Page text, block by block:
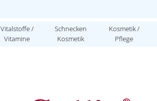
Vitalstoffe /
Vitamine
Schnecken
Kosmetik
Kosmetik /
Pflege